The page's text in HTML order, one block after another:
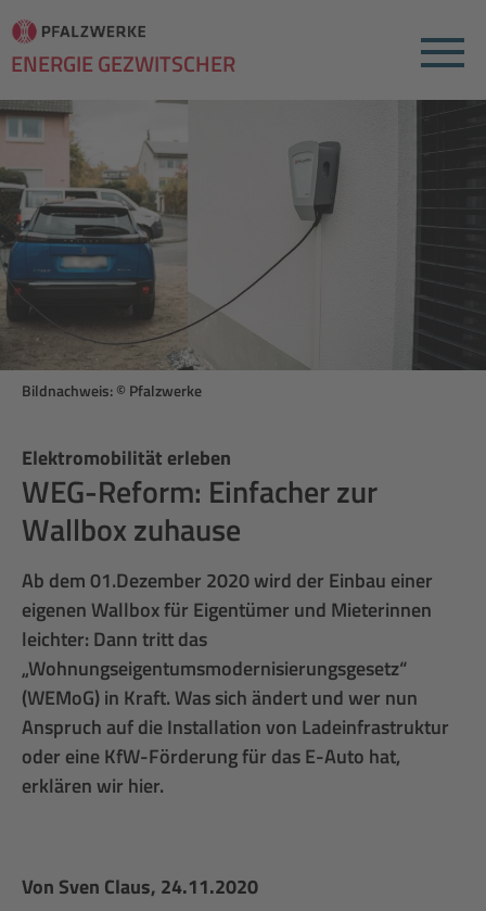
ENERGIE GEZWITSCHER Menu
Elektromobilität erleben
WEG-Reform: Einfacher zur
Wallbox zuhause
Ab dem 01.Dezember 2020 wird der Einbau einer
eigenen Wallbox für Eigentümer und Mieterinnen
leichter: Dann tritt das
„Wohnungseigentumsmodernisierungsgesetz“
(WEMoG) in Kraft. Was sich ändert und wer nun
Anspruch auf die Installation von Ladeinfrastruktur
oder eine KfW-Förderung für das E-Auto hat,
erklären wir hier.
Bildnachweis: © Pfalzwerke
Von Sven Claus, 24.11.2020